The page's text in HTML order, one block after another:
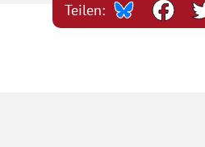
Teilen: